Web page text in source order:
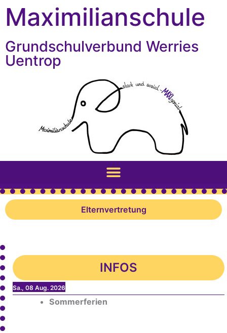
springen
Zum
Inhalt
Maximilianschule
Grundschulverbund Werries
Uentrop
Elternvertretung
INFOS
Sa., 08 Aug. 2026
Sommerferien